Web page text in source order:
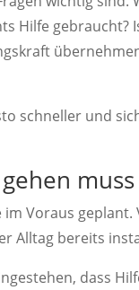
Hilfe gebraucht?
schneller und
muss
Voraus geplant.
Alltag bereits
dass